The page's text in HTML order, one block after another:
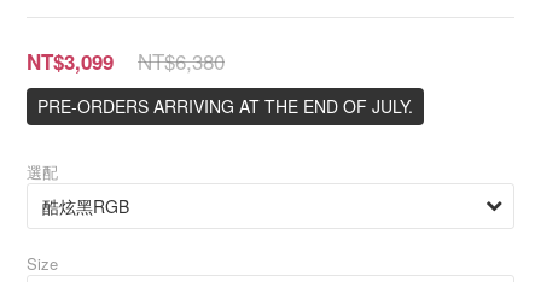
NT$6,380
NT$3,099
PRE-ORDERS ARRIVING AT THE END OF JULY.
選配
Size